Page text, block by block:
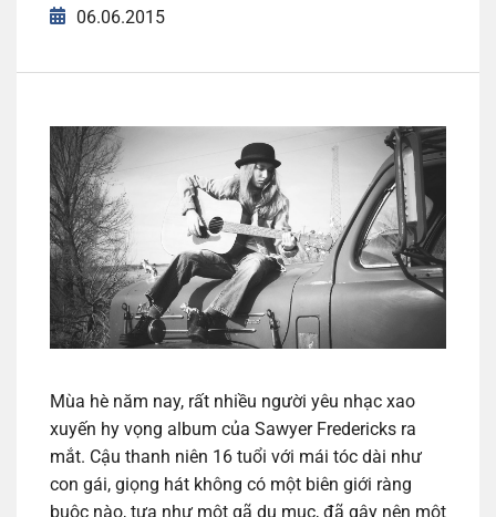
06.06.2015
Mùa hè năm nay, rất nhiều người yêu nhạc xao
xuyến hy vọng album của Sawyer Fredericks ra
mắt. Cậu thanh niên 16 tuổi với mái tóc dài như
con gái, giọng hát không có một biên giới ràng
buộc nào, tựa như một gã du mục, đã gây nên một